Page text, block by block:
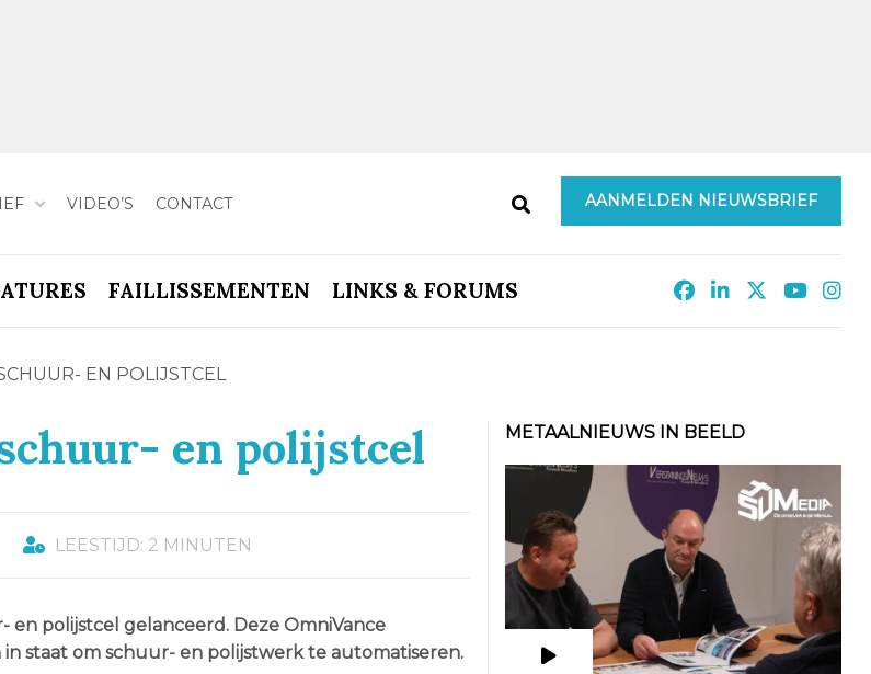
VIDEO’S CONTACT AANMELDEN NIEUWSBRIEF
FAILLISSEMENTEN LINKS & FORUMS
EN POLIJSTCEL
en polijstcel
LEESTIJD: 2 MINUTEN
polijstcel gelanceerd. Deze OmniVance
staat om schuur- en polijstwerk te automatiseren.
METAALNIEUWS IN BEELD